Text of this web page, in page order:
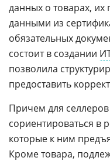
данных о товарах, их
данными из
обязательных
состоит в создании
позволила
предоставить
Причем для
сориентироваться в
которые к ним
Кроме товара,